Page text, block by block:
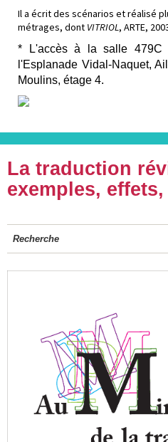
Il a écrit des scénarios et réalisé
métrages, dont VITRIOL, ARTE,
* L'accès à la salle 479C
l'Esplanade Vidal-Naquet,
Moulins, étage 4.
La traduction
exemples,
Recherche